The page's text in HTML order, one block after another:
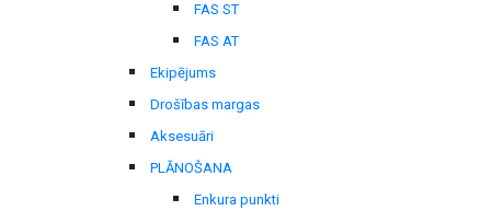
FAS ST
FAS AT
Ekipējums
Drošības margas
Aksesuāri
PLĀNOŠANA
Enkura punkti